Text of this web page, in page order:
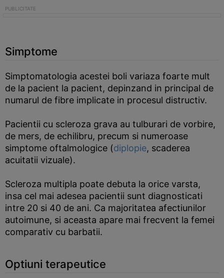
Simptome
Simptomatologia acestei boli variaza foarte mult
de la pacient la pacient, depinzand in principal de
numarul de fibre implicate in procesul distructiv.
Pacientii cu scleroza grava au tulburari de vorbire,
de mers, de echilibru, precum si numeroase
simptome oftalmologice (diplopie, scaderea
acuitatii vizuale).
Scleroza multipla poate debuta la orice varsta,
insa cel mai adesea pacientii sunt diagnosticati
intre 20 si 40 de ani. Ca majoritatea afectiunilor
autoimune, si aceasta apare mai frecvent la femei
comparativ cu barbatii.
Optiuni terapeutice